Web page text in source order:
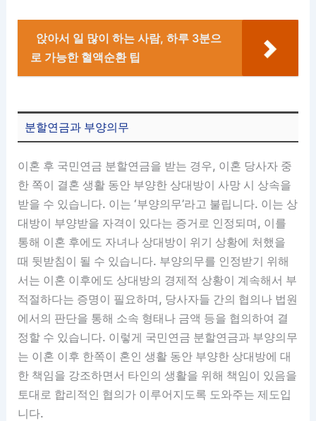
앉아서 일 많이 하는 사람, 하루 3분으
로 가능한 혈액순환 팁
분할연금과 부양의무
이혼 후 국민연금 분할연금을 받는 경우, 이혼 당사자 중
한 쪽이 결혼 생활 동안 부양한 상대방이 사망 시 상속을
받을 수 있습니다. 이는 ‘부양의무’라고 불립니다. 이는 상
대방이 부양받을 자격이 있다는 증거로 인정되며, 이를
통해 이혼 후에도 자녀나 상대방이 위기 상황에 처했을
때 뒷받침이 될 수 있습니다. 부양의무를 인정받기 위해
서는 이혼 이후에도 상대방의 경제적 상황이 계속해서 부
적절하다는 증명이 필요하며, 당사자들 간의 협의나 법원
에서의 판단을 통해 소속 형태나 금액 등을 협의하여 결
정할 수 있습니다. 이렇게 국민연금 분할연금과 부양의무
는 이혼 이후 한쪽이 혼인 생활 동안 부양한 상대방에 대
한 책임을 강조하면서 타인의 생활을 위해 책임이 있음을
토대로 합리적인 협의가 이루어지도록 도와주는 제도입
니다.